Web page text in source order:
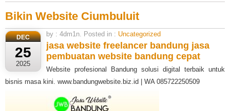
Bikin Website Ciumbuluit
DEC
25
2025
by : 4dm1n. Posted in : Uncategorized
jasa website freelancer bandung jasa
pembuatan website bandung cepat
Website profesional Bandung solusi digital terbaik untuk
bisnis masa kini. www.bandungwebsite.biz.id | WA 085722250509